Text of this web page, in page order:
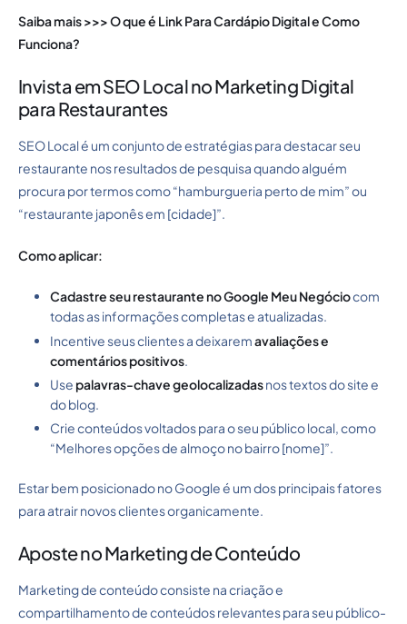
Saiba mais >>>O que é Link Para Cardápio Digital​ e Como
Funciona?
Invista em SEO Local no Marketing Digital
para Restaurantes
SEO Local é um conjunto de estratégias para destacar seu
restaurante nos resultados de pesquisa quando alguém
procura por termos como “hamburgueria perto de mim” ou
“restaurante japonês em [cidade]”.
Como aplicar:
Cadastre seu restaurante no Google Meu Negóciocom
todas as informações completas e atualizadas.
Incentive seus clientes a deixaremavaliações e
comentários positivos
Use palavras-chave geolocalizadasnos textos do site e
do blog.
Crie conteúdos voltados para o seu público local, como
“Melhores opções de almoço no bairro [nome]”.
Estar bem posicionado no Google é um dos principais fatores
para atrair novos clientes organicamente.
Aposte no Marketing de Conteúdo
Marketing de conteúdo consiste na criação e
compartilhamento de conteúdos relevantes para seu público-